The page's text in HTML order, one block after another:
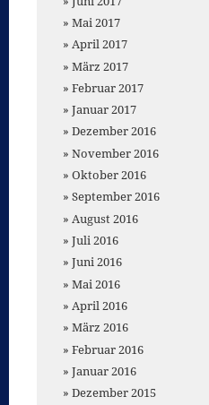
Mai 2017
April 2017
März 2017
Februar 2017
Januar 2017
Dezember 2016
November 2016
Oktober 2016
September 2016
August 2016
Juli 2016
Juni 2016
Mai 2016
April 2016
März 2016
Februar 2016
Januar 2016
Dezember 2015